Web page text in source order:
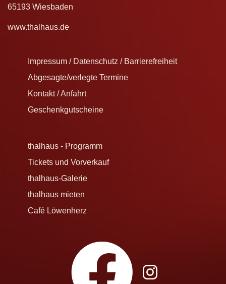
65193 Wiesbaden
www.thalhaus.de
Impressum / Datenschutz / Barrierefreiheit
Abgesagte/verlegte Termine
Kontakt / Anfahrt
Geschenkgutscheine
thalhaus - Programm
Tickets und Vorverkauf
thalhaus-Galerie
thalhaus mieten
Café Löwenherz